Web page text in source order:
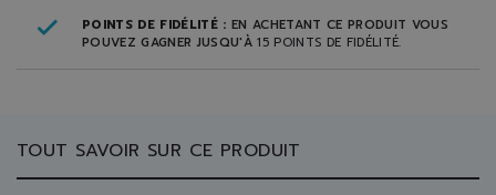
POINTS DE FIDÉLITÉ : EN ACHETANT CE PRODUIT VOUS
POUVEZ GAGNER JUSQU'À15POINTS DE FIDÉLITÉ.
TOUT SAVOIR SUR CE PRODUIT